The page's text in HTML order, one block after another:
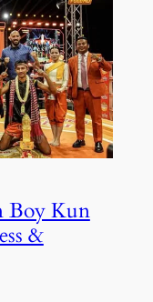
Boy Kun
&